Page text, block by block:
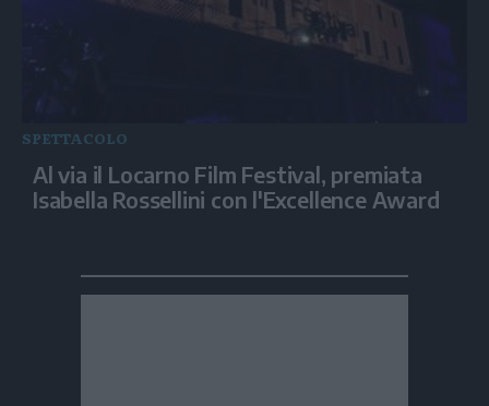
SPETTACOLO
Al via il Locarno Film Festival, premiata
Isabella Rossellini con l'Excellence Award